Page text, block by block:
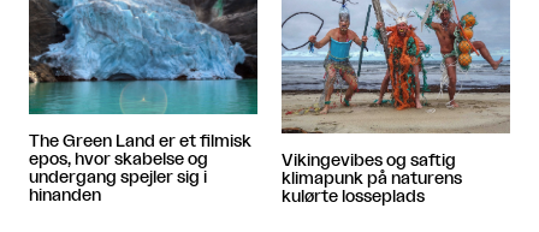
The Green Land er et filmisk
epos, hvor skabelse og
undergang spejler sig i
hinanden
Vikingevibes og saftig
klimapunk på naturens
kulørte losseplads